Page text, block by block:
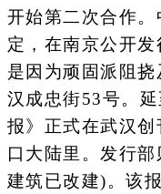
开始第二次合作
定，在南京公开
是因为顽固派阻
汉成忠街53号。
报》正式在武汉
口大陆里。发行
建筑已改建)。该